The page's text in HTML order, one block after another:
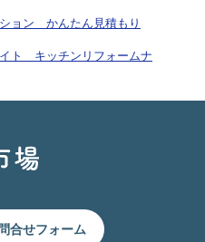
合せフォーム